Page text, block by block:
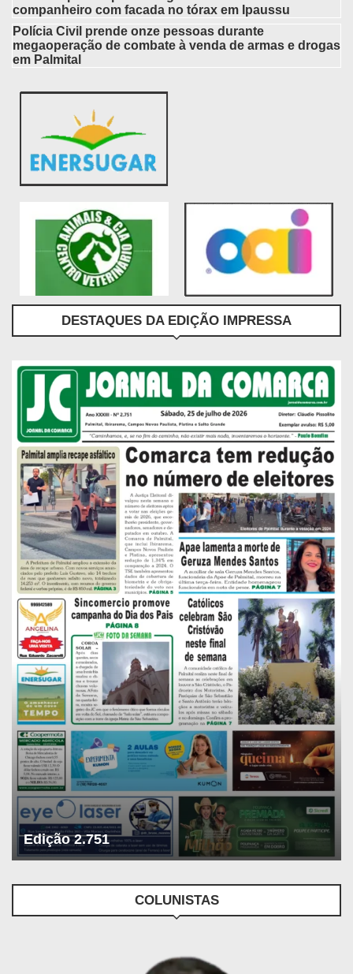
companheiro com facada no tórax em Ipaussu
Polícia Civil prende onze pessoas durante
megaoperação de combate à venda de armas e drogas
em Palmital
DESTAQUES DA EDIÇÃO IMPRESSA
Edição 2.751
COLUNISTAS